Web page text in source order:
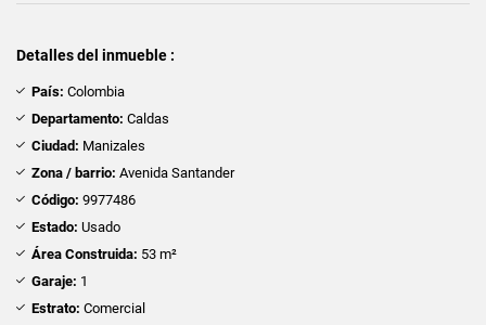
Detalles del inmueble :
País: Colombia
Departamento: Caldas
Ciudad: Manizales
Zona / barrio: Avenida Santander
Código: 9977486
Estado: Usado
Área Construida: 53 m²
Garaje: 1
Estrato: Comercial